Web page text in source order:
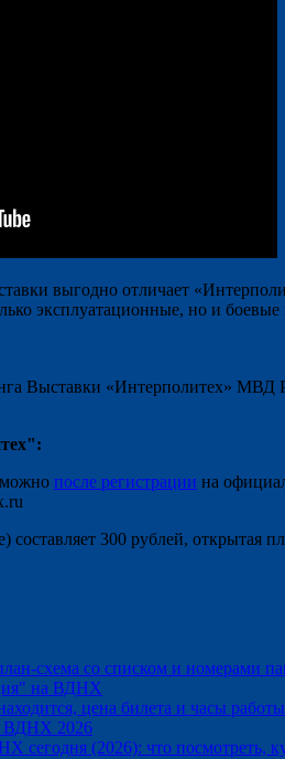
выгодно отличает
эксплуатационные, но и
Выставки «Интерполитех» МВД
после регистрации на
составляет 300 рублей, открытая
схема со списком и номерами
на ВДНХ
цена билета и часы работы
ВДНХ 2026
сегодня (2026): что посмотреть,